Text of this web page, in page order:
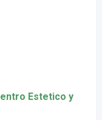
Estetico y